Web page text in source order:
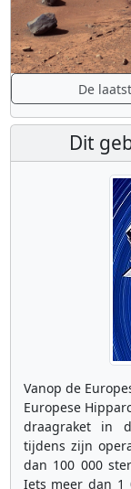
De
Dit
Vanop de
Europese
draagraket in
tijdens zijn
dan 100 000
Iets meer dan 1